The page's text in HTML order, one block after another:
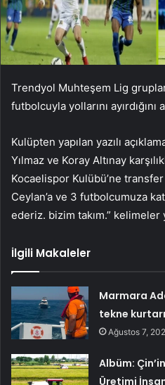
Trendyol Muhteşem Lig
futbolcuyla yollarını ayırdığını
Kulüpten yapılan yazılı
Yılmaz ve Koray Altınay
Kocaelispor Kulübü’ne
Ceylan’a ve 3 futbolcumuza
ederiz. bizim takım.” kelimeler
İlgili Makaleler
Marmara
tekne
Ağustos 7,
Albüm:
Üretimi